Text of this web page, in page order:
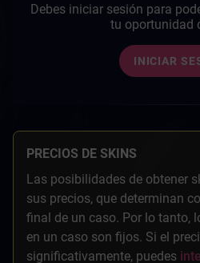
Debes iniciar sesión para
tu oportunidad
INICIAR
PRECIOS DE SKINS
Las posibilidades de obtener
sus precios, que determinan
final de un caso. Por lo tanto,
en un caso son fijos. Si el
significativamente, puedes